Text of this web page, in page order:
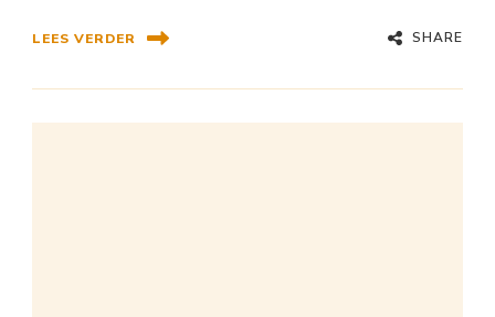
LEES VERDER SHARE